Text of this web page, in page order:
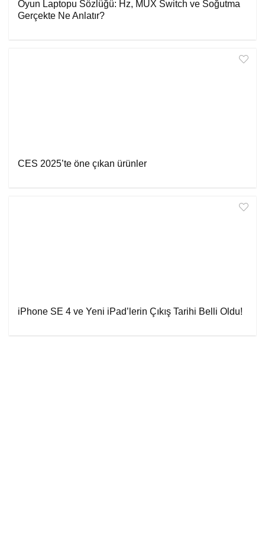
Oyun Laptopu Sözlüğü: Hz, MUX Switch ve Soğutma
Gerçekte Ne Anlatır?
CES 2025’te öne çıkan ürünler
iPhone SE 4 ve Yeni iPad’lerin Çıkış Tarihi Belli Oldu!